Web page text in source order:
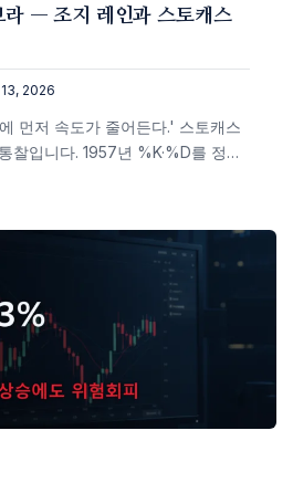
라 — 조지 레인과 스토캐스
2026
먼저 속도가 줄어든다.' 스토캐스
찰입니다. 1957년 %K·%D를 정리